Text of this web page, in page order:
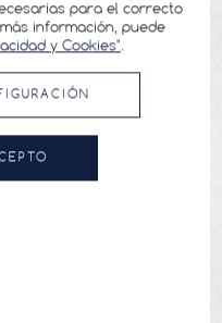
para el correcto
información, puede
y Cookies".